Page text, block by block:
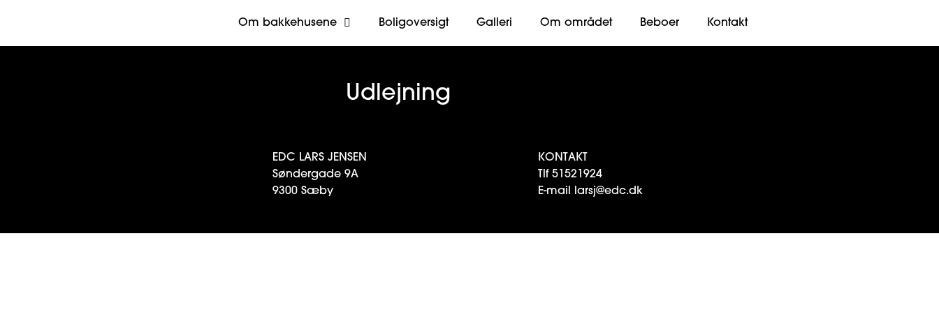
Om bakkehusene Boligoversigt Galleri Om området Beboer Kontakt
Udlejning
EDC LARS JENSEN
Søndergade 9A
9300 Sæby
KONTAKT
Tlf 51521924
E-mail
larsj@edc.dk